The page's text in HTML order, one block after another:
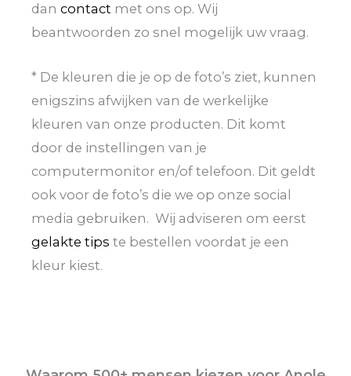
dan contact met ons op. Wij
beantwoorden zo snel mogelijk uw vraag.
* De kleuren die je op de foto’s ziet, kunnen
enigszins afwijken van de werkelijke
kleuren van onze producten. Dit komt
door de instellingen van je
computermonitor en/of telefoon. Dit geldt
ook voor de foto’s die we op onze social
media gebruiken. Wij adviseren om eerst
gelakte tips te bestellen voordat je een
kleur kiest.